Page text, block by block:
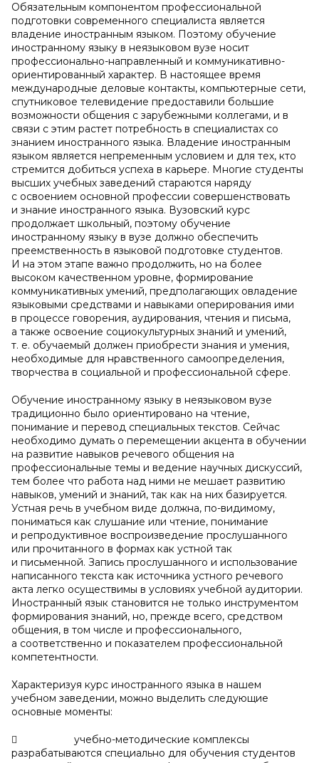
Обязательным компонентом профессиональной
подготовки современного специалиста является
владение иностранным языком. Поэтому обучение
иностранному языку в неязыковом вузе носит
профессионально-направленный и коммуникативно-
ориентированный характер. В настоящее время
международные деловые контакты, компьютерные сети,
спутниковое телевидение предоставили большие
возможности общения с зарубежными коллегами, и в
связи с этим растет потребность в специалистах со
знанием иностранного языка. Владение иностранным
языком является непременным условием и для тех, кто
стремится добиться успеха в карьере. Многие студенты
высших учебных заведений стараются наряду
с освоением основной профессии совершенствовать
и знание иностранного языка. Вузовский курс
продолжает школьный, поэтому обучение
иностранному языку в вузе должно обеспечить
преемственность в языковой подготовке студентов.
И на этом этапе важно продолжить, но на более
высоком качественном уровне, формирование
коммуникативных умений, предполагающих овладение
языковыми средствами и навыками оперирования ими
в процессе говорения, аудирования, чтения и письма,
а также освоение социокультурных знаний и умений,
т. е. обучаемый должен приобрести знания и умения,
необходимые для нравственного самоопределения,
творчества в социальной и профессиональной сфере.
Обучение иностранному языку в неязыковом вузе
традиционно было ориентировано на чтение,
понимание и перевод специальных текстов. Сейчас
необходимо думать о перемещении акцента в обучении
на развитие навыков речевого общения на
профессиональные темы и ведение научных дискуссий,
тем более что работа над ними не мешает развитию
навыков, умений и знаний, так как на них базируется.
Устная речь в учебном виде должна, по-видимому,
пониматься как слушание или чтение, понимание
и репродуктивное воспроизведение прослушанного
или прочитанного в формах как устной так
и письменной. Запись прослушанного и использование
написанного текста как источника устного речевого
акта легко осуществимы в условиях учебной аудитории.
Иностранный язык становится не только инструментом
формирования знаний, но, прежде всего, средством
общения, в том числе и профессионального,
а соответственно и показателем профессиональной
компетентности.
Характеризуя курс иностранного языка в нашем
учебном заведении, можно выделить следующие
основные моменты:
 учебно-методические комплексы
разрабатываются специально для обучения студентов